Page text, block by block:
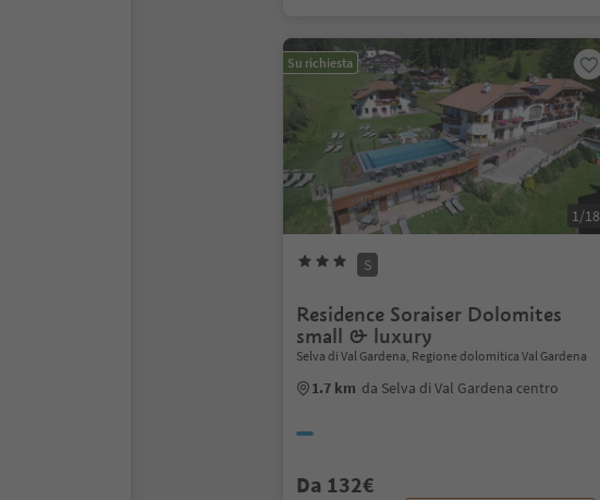
Su richiesta
1/18
S
Residence Soraiser Dolomites
small & luxury
Selva di Val Gardena, Regione dolomitica Val Gardena
1.7 km da Selva di Val Gardena centro
Da 132€